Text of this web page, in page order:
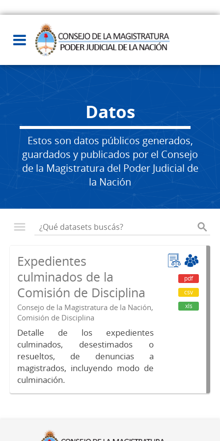
Datos
Estos son datos públicos generados,
guardados y publicados por el Consejo
de la Magistratura del Poder Judicial de
la Nación
Expedientes
culminados de la
Comisión de Disciplina
Consejo de la Magistratura de la Nación,
Comisión de Disciplina
Detalle de los expedientes
culminados, desestimados o
resueltos, de denuncias a
magistrados, incluyendo modo de
culminación.
pdf
csv
xls